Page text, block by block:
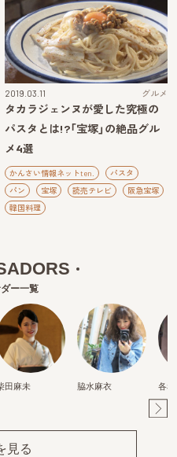
2019.03.11 グルメ
タカラジェンヌが愛した究極の
パスタとは!?「宝塚」の絶品グル
メ4選
かんさい情報ネットten.
パスタ
パン
宝塚 読売テレビ
阪急宝塚
韓国料理
ー一覧
田麻未 脇水麻衣 各務
見る